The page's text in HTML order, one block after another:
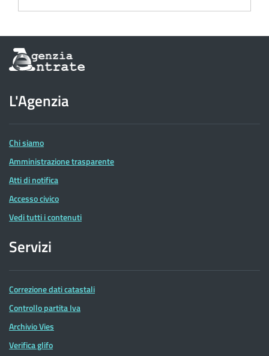
Informazioni
sul
dell'Agenzia
delle
Entrate
L'Agenzia
Chi siamo
Amministrazione trasparente
Atti di notifica
Accesso civico
Vedi tutti i contenuti
Servizi
Correzione dati catastali
Controllo partita Iva
Archivio Vies
Verifica glifo